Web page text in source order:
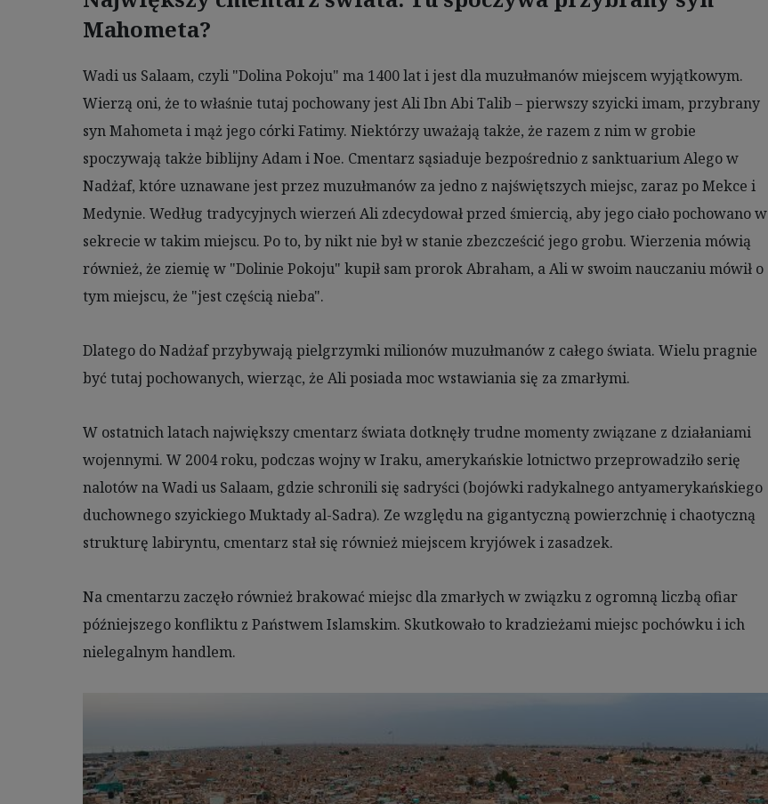
Mahometa?
Wadi us Salaam, czyli "Dolina Pokoju" ma 1400 lat i jest dla muzułmanów miejscem wyjątkowym.
Wierzą oni, że to właśnie tutaj pochowany jest Ali Ibn Abi Talib – pierwszy szyicki imam, przybrany
syn Mahometa i mąż jego córki Fatimy. Niektórzy uważają także, że razem z nim w grobie
spoczywają także biblijny Adam i Noe. Cmentarz sąsiaduje bezpośrednio z sanktuarium Alego w
Nadżaf, które uznawane jest przez muzułmanów za jedno z najświętszych miejsc, zaraz po Mekce i
Medynie. Według tradycyjnych wierzeń Ali zdecydował przed śmiercią, aby jego ciało pochowano w
sekrecie w takim miejscu. Po to, by nikt nie był w stanie zbezcześcić jego grobu. Wierzenia mówią
również, że ziemię w "Dolinie Pokoju" kupił sam prorok Abraham, a Ali w swoim nauczaniu mówił o
tym miejscu, że "jest częścią nieba".
Dlatego do Nadżaf przybywają pielgrzymki milionów muzułmanów z całego świata. Wielu pragnie
być tutaj pochowanych, wierząc, że Ali posiada moc wstawiania się za zmarłymi.
W ostatnich latach największy cmentarz świata dotknęły trudne momenty związane z działaniami
wojennymi. W 2004 roku, podczas wojny w Iraku, amerykańskie lotnictwo przeprowadziło serię
nalotów na Wadi us Salaam, gdzie schronili się sadryści (bojówki radykalnego antyamerykańskiego
duchownego szyickiego Muktady al-Sadra). Ze względu na gigantyczną powierzchnię i chaotyczną
strukturę labiryntu, cmentarz stał się również miejscem kryjówek i zasadzek.
Na cmentarzu zaczęło również brakować miejsc dla zmarłych w związku z ogromną liczbą ofiar
późniejszego konfliktu z Państwem Islamskim. Skutkowało to kradzieżami miejsc pochówku i ich
nielegalnym handlem.